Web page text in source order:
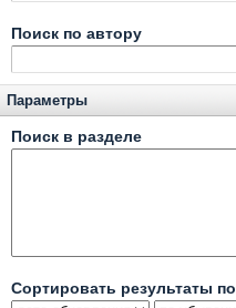
Поиск по автору
Параметры
Поиск в разделе
Сортировать результаты по